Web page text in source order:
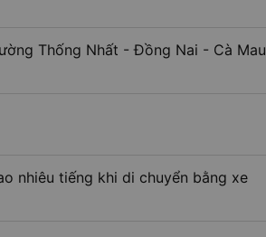
Thống Nhất - Đồng Nai - Cà Mau
nhiêu tiếng khi di chuyển bằng xe